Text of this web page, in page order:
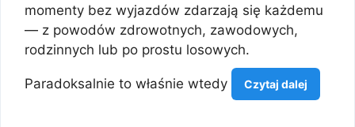
momenty bez wyjazdów zdarzają się każdemu
— z powodów zdrowotnych, zawodowych,
rodzinnych lub po prostu losowych.
Paradoksalnie to właśnie wtedy Czytaj dalej